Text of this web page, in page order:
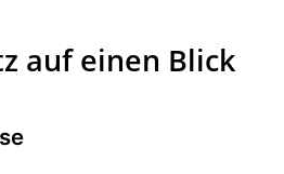
auf einen Blick